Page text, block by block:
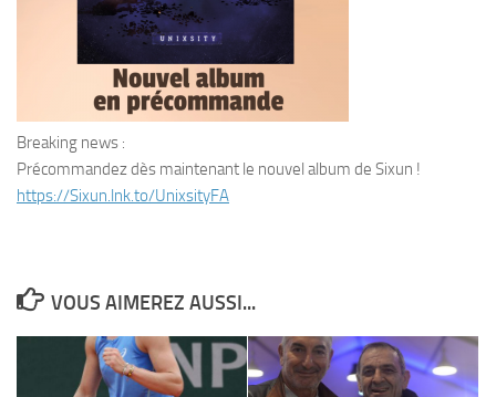
Breaking news :
Précommandez dès maintenant le nouvel album de Sixun !
https://Sixun.lnk.to/UnixsityFA
VOUS AIMEREZ AUSSI...